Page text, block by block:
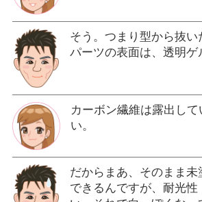
そう。つまり型から抜
パーツの表面は、透明ゲ
カーボン繊維は露出し
い。
だからまあ、そのまま未
できるんですが、耐光